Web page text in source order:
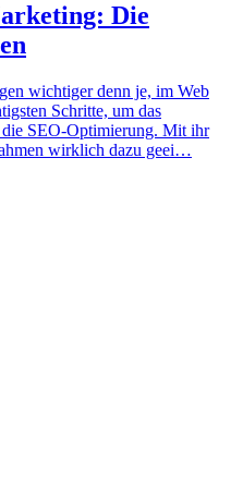
Die
wichtiger denn je, im Web
Schritte, um das
SEO-Optimierung. Mit ihr
wirklich dazu geei…